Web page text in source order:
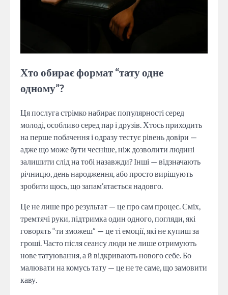
Хто обирає формат “тату одне
одному”?
Ця послуга стрімко набирає популярності серед
молоді, особливо серед пар і друзів. Хтось приходить
на перше побачення і одразу тестує рівень довіри —
адже що може бути чесніше, ніж дозволити людині
залишити слід на тобі назавжди? Інші — відзначають
річницю, день народження, або просто вирішують
зробити щось, що запам’ятається надовго.
Це не лише про результат — це про сам процес. Сміх,
тремтячі руки, підтримка один одного, погляди, які
говорять “ти зможеш” — це ті емоції, які не купиш за
гроші. Часто після сеансу люди не лише отримують
нове татуювання, а й відкривають нового себе. Бо
малювати на комусь тату — це не те саме, що замовити
каву.